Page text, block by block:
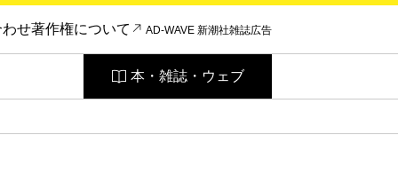
わせ著作権について AD-WAVE 新潮社雑誌広告
本・雑誌・ウェブ